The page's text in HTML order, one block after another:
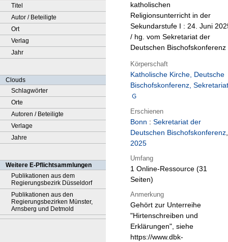
Titel
Autor / Beteiligte
Ort
Verlag
Jahr
Clouds
Schlagwörter
Orte
Autoren / Beteiligte
Verlage
Jahre
Weitere E-Pflichtsammlungen
Publikationen aus dem
Regierungsbezirk Düsseldorf
Publikationen aus den
Regierungsbezirken Münster,
Arnsberg und Detmold
katholischen
Religionsunterricht in der
Sekundarstufe I : 24. Juni
/ hg. vom Sekretariat der
Deutschen Bischofskonferenz
Körperschaft
Katholische Kirche, Deutsche
Bischofskonferenz, Sekretariat
Erschienen
Bonn : Sekretariat der
Deutschen Bischofskonferenz,
2025
Umfang
1 Online-Ressource (31
Seiten)
Anmerkung
Gehört zur Unterreihe
"Hirtenschreiben und
Erklärungen", siehe
https://www.dbk-